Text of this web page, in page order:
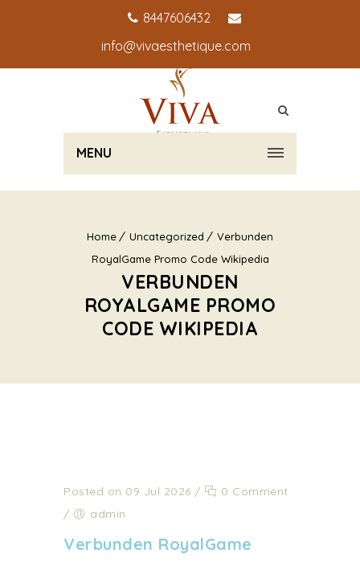
8447606432
info@vivaesthetique.com
MENU
Home Uncategorized
Verbunden
RoyalGame Promo Code Wikipedia
VERBUNDEN
ROYALGAME PROMO
CODE WIKIPEDIA
Posted on 09 Jul 2026 /
0 Comment
/
admin
Verbunden RoyalGame